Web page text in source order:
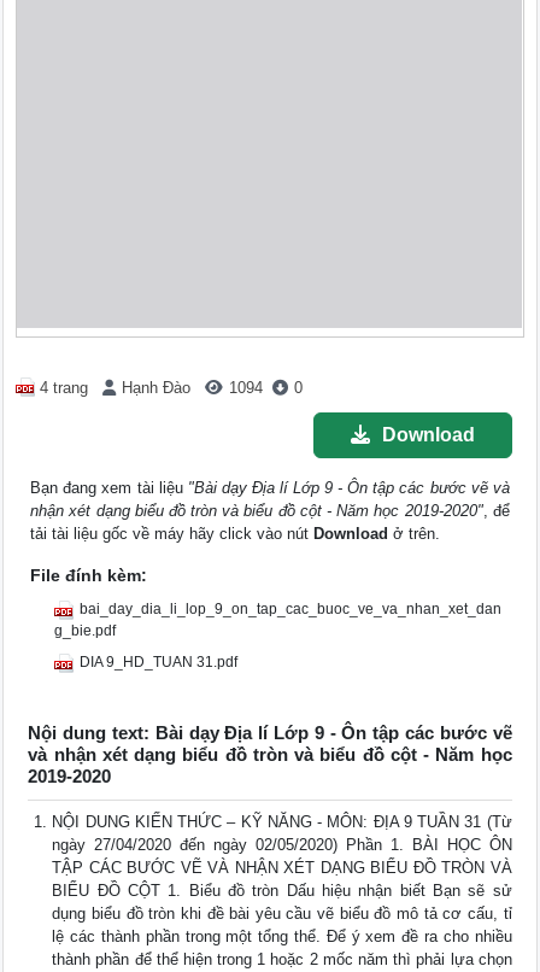
4 trang Hạnh Đào 1094 0
Download
Bạn đang xem tài liệu "Bài dạy Địa lí Lớp 9 - Ôn tập các bước vẽ và
nhận xét dạng biểu đồ tròn và biểu đồ cột - Năm học 2019-2020", để
tải tài liệu gốc về máy hãy click vào nút Download ở trên.
File đính kèm:
bai_day_dia_li_lop_9_on_tap_cac_buoc_ve_va_nhan_xet_dan
g_bie.pdf
DIA 9_HD_TUAN 31.pdf
Nội dung text: Bài dạy Địa lí Lớp 9 - Ôn tập các bước vẽ
và nhận xét dạng biểu đồ tròn và biểu đồ cột - Năm học
2019-2020
NỘI DUNG KIẾN THỨC – KỸ NĂNG - MÔN: ĐỊA 9 TUẦN 31 (Từ
ngày 27/04/2020 đến ngày 02/05/2020) Phần 1. BÀI HỌC ÔN
TẬP CÁC BƯỚC VẼ VÀ NHẬN XÉT DẠNG BIỂU ĐỒ TRÒN VÀ
BIỂU ĐỒ CỘT 1. Biểu đồ tròn Dấu hiệu nhận biết Bạn sẽ sử
dụng biểu đồ tròn khi đề bài yêu cầu vẽ biểu đồ mô tả cơ cấu, tỉ
lệ các thành phần trong một tổng thể. Để ý xem đề ra cho nhiều
thành phần để thể hiện trong 1 hoặc 2 mốc năm thì phải lựa chọn